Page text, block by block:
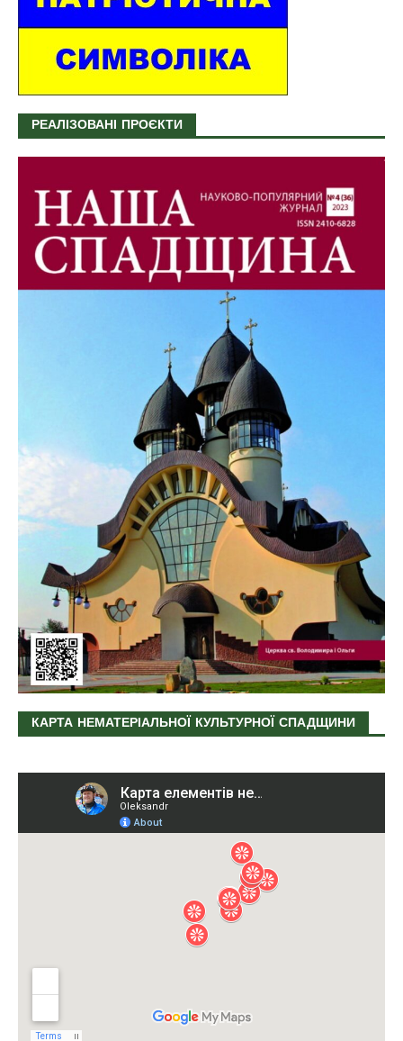
РЕАЛІЗОВАНІ ПРОЄКТИ
КАРТА НЕМАТЕРІАЛЬНОЇ КУЛЬТУРНОЇ СПАДЩИНИ